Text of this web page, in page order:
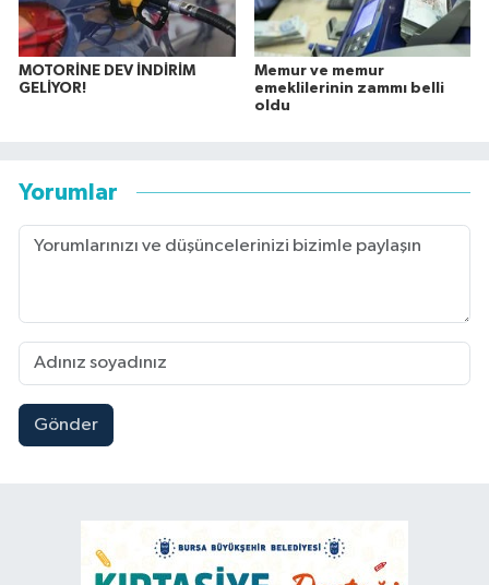
MOTORİNE DEV İNDİRİM
GELİYOR!
Memur ve memur
emeklilerinin zammı belli
oldu
Yorumlar
Gönder